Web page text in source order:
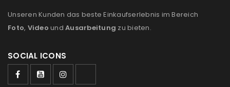
Unseren Kunden das beste Einkaufserlebnis im Bereich
Foto, Video und Ausarbeitung zu bieten.
SOCIAL ICONS